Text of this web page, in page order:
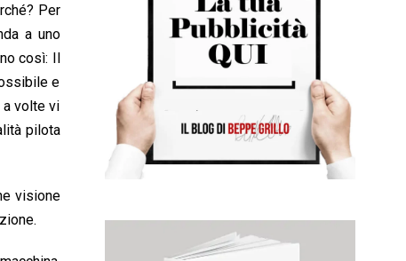
Per
a uno
così: Il
e
volte vi
pilota
visione